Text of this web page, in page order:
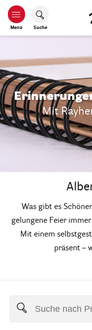
Menü Suche
Mit
Was gibt es
gelungene Feier immer
Mit einem
präsent –